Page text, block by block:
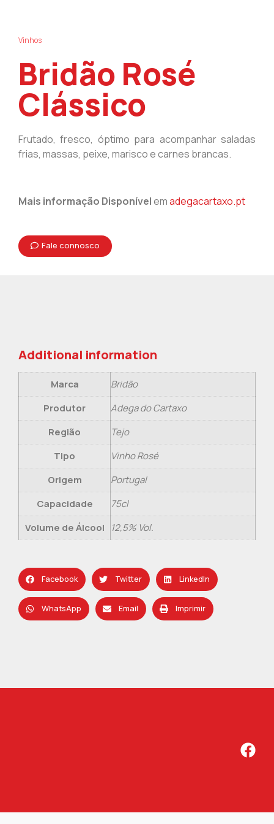
Vinhos
Bridão Rosé
Clássico
Frutado, fresco, óptimo para acompanhar saladas
frias, massas, peixe, marisco e carnes brancas.
Mais informação Disponívelemadegacartaxo.pt
Fale connosco
Additional information
Marca
Bridão
Produtor
Adega do Cartaxo
Região
Tejo
Tipo
Vinho Rosé
Origem
Portugal
Capacidade
75cl
Volume de Álcool
12,5% Vol.
Facebook Twitter LinkedIn
WhatsApp Email Imprimir